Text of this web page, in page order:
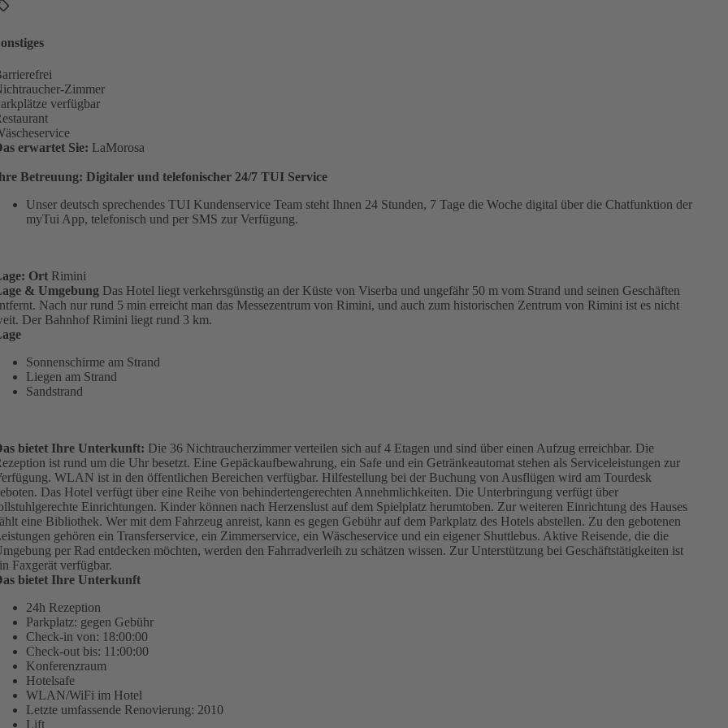
Zimmer
verfügbar
erwartet Sie: LaMorosa
Betreuung: Digitaler und telefonischer 24/7 TUI Service
Unser deutsch sprechendes TUI Kundenservice Team steht Ihnen 24 Stunden, 7 Tage die Woche digital über die Chatfunktion der
myTui App, telefonisch und per SMS zur Verfügung.
Ort Rimini
& Umgebung Das Hotel liegt verkehrsgünstig an der Küste von Viserba und ungefähr 50 m vom Strand und seinen Geschäften
Nach nur rund 5 min erreicht man das Messezentrum von Rimini, und auch zum historischen Zentrum von Rimini ist es nicht
Der Bahnhof Rimini liegt rund 3 km.
Sonnenschirme am Strand
Liegen am Strand
Sandstrand
bietet Ihre Unterkunft: Die 36 Nichtraucherzimmer verteilen sich auf 4 Etagen und sind über einen Aufzug erreichbar. Die
ist rund um die Uhr besetzt. Eine Gepäckaufbewahrung, ein Safe und ein Getränkeautomat stehen als Serviceleistungen zur
WLAN ist in den öffentlichen Bereichen verfügbar. Hilfestellung bei der Buchung von Ausflügen wird am Tourdesk
Das Hotel verfügt über eine Reihe von behindertengerechten Annehmlichkeiten. Die Unterbringung verfügt über
Einrichtungen. Kinder können nach Herzenslust auf dem Spielplatz herumtoben. Zur weiteren Einrichtung des Hauses
eine Bibliothek. Wer mit dem Fahrzeug anreist, kann es gegen Gebühr auf dem Parkplatz des Hotels abstellen. Zu den gebotenen
gehören ein Transferservice, ein Zimmerservice, ein Wäscheservice und ein eigener Shuttlebus. Aktive Reisende, die die
per Rad entdecken möchten, werden den Fahrradverleih zu schätzen wissen. Zur Unterstützung bei Geschäftstätigkeiten ist
Faxgerät verfügbar.
bietet Ihre Unterkunft
24h Rezeption
Parkplatz: gegen Gebühr
Check-in von: 18:00:00
Check-out bis: 11:00:00
Konferenzraum
Hotelsafe
WLAN/WiFi im Hotel
Letzte umfassende Renovierung: 2010
Lift